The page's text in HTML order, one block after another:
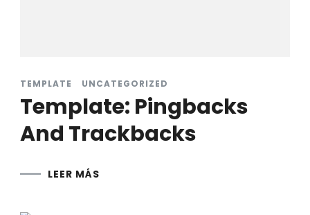
TEMPLATE UNCATEGORIZED
Template: Pingbacks
And Trackbacks
LEER MÁS